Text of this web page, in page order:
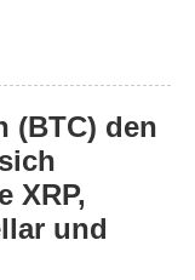
(BTC) den
XRP,
und